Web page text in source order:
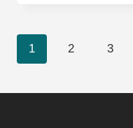
Nawigacja
1 2 3